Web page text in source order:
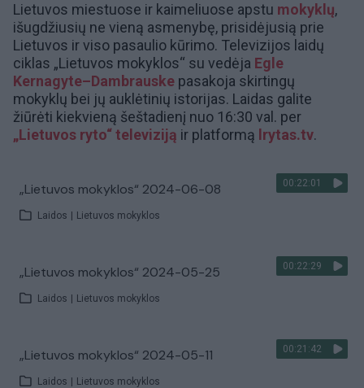
Lietuvos miestuose ir kaimeliuose apstu mokyklų,
išugdžiusių ne vieną asmenybę, prisidėjusią prie
Lietuvos ir viso pasaulio kūrimo. Televizijos laidų
ciklas „Lietuvos mokyklos“ su vedėja Egle
Kernagyte–Dambrauske pasakoja skirtingų
mokyklų bei jų auklėtinių istorijas. Laidas galite
žiūrėti kiekvieną šeštadienį nuo 16:30 val. per
„Lietuvos ryto“ televiziją ir platformą lrytas.tv.
00:22:01
„Lietuvos mokyklos“ 2024-06-08
Laidos Lietuvos mokyklos
00:22:29
„Lietuvos mokyklos“ 2024-05-25
Laidos Lietuvos mokyklos
00:21:42
„Lietuvos mokyklos“ 2024-05-11
Laidos Lietuvos mokyklos